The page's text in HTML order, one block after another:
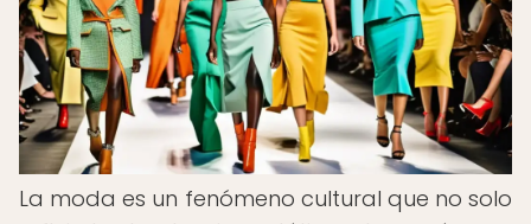
La moda es un fenómeno cultural que no solo